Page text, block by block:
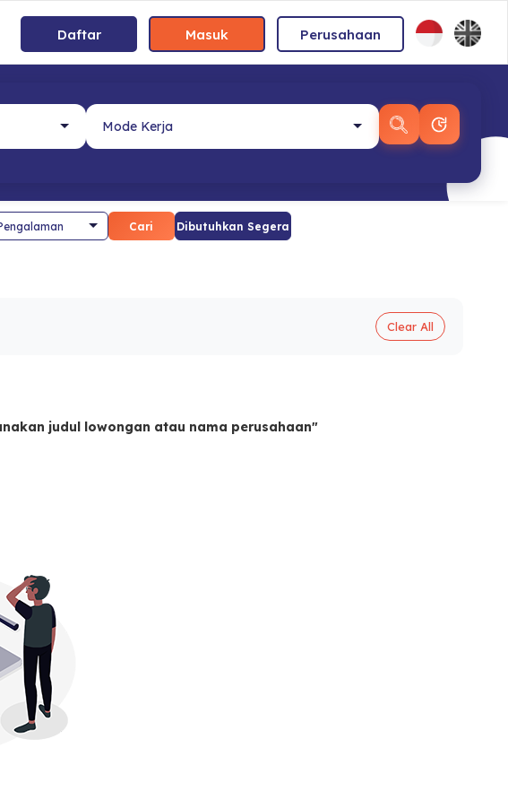
Daftar Masuk Perusahaan
Cari Dibutuhkan Segera
Clear All
judul lowongan atau nama perusahaan"